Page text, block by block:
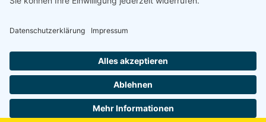
Desktop-Version